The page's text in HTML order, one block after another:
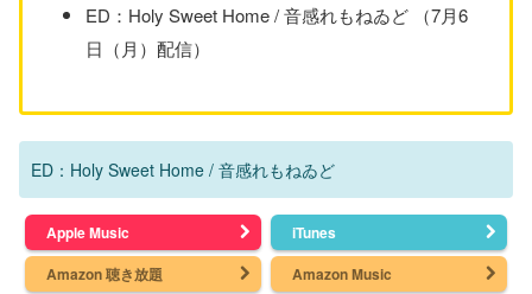
ED：Holy Sweet Home / 音感れもねゐど （7月6
日（月）配信）
ED：Holy Sweet Home / 音感れもねゐど
Apple Music
iTunes
Amazon 聴き放題
Amazon Music